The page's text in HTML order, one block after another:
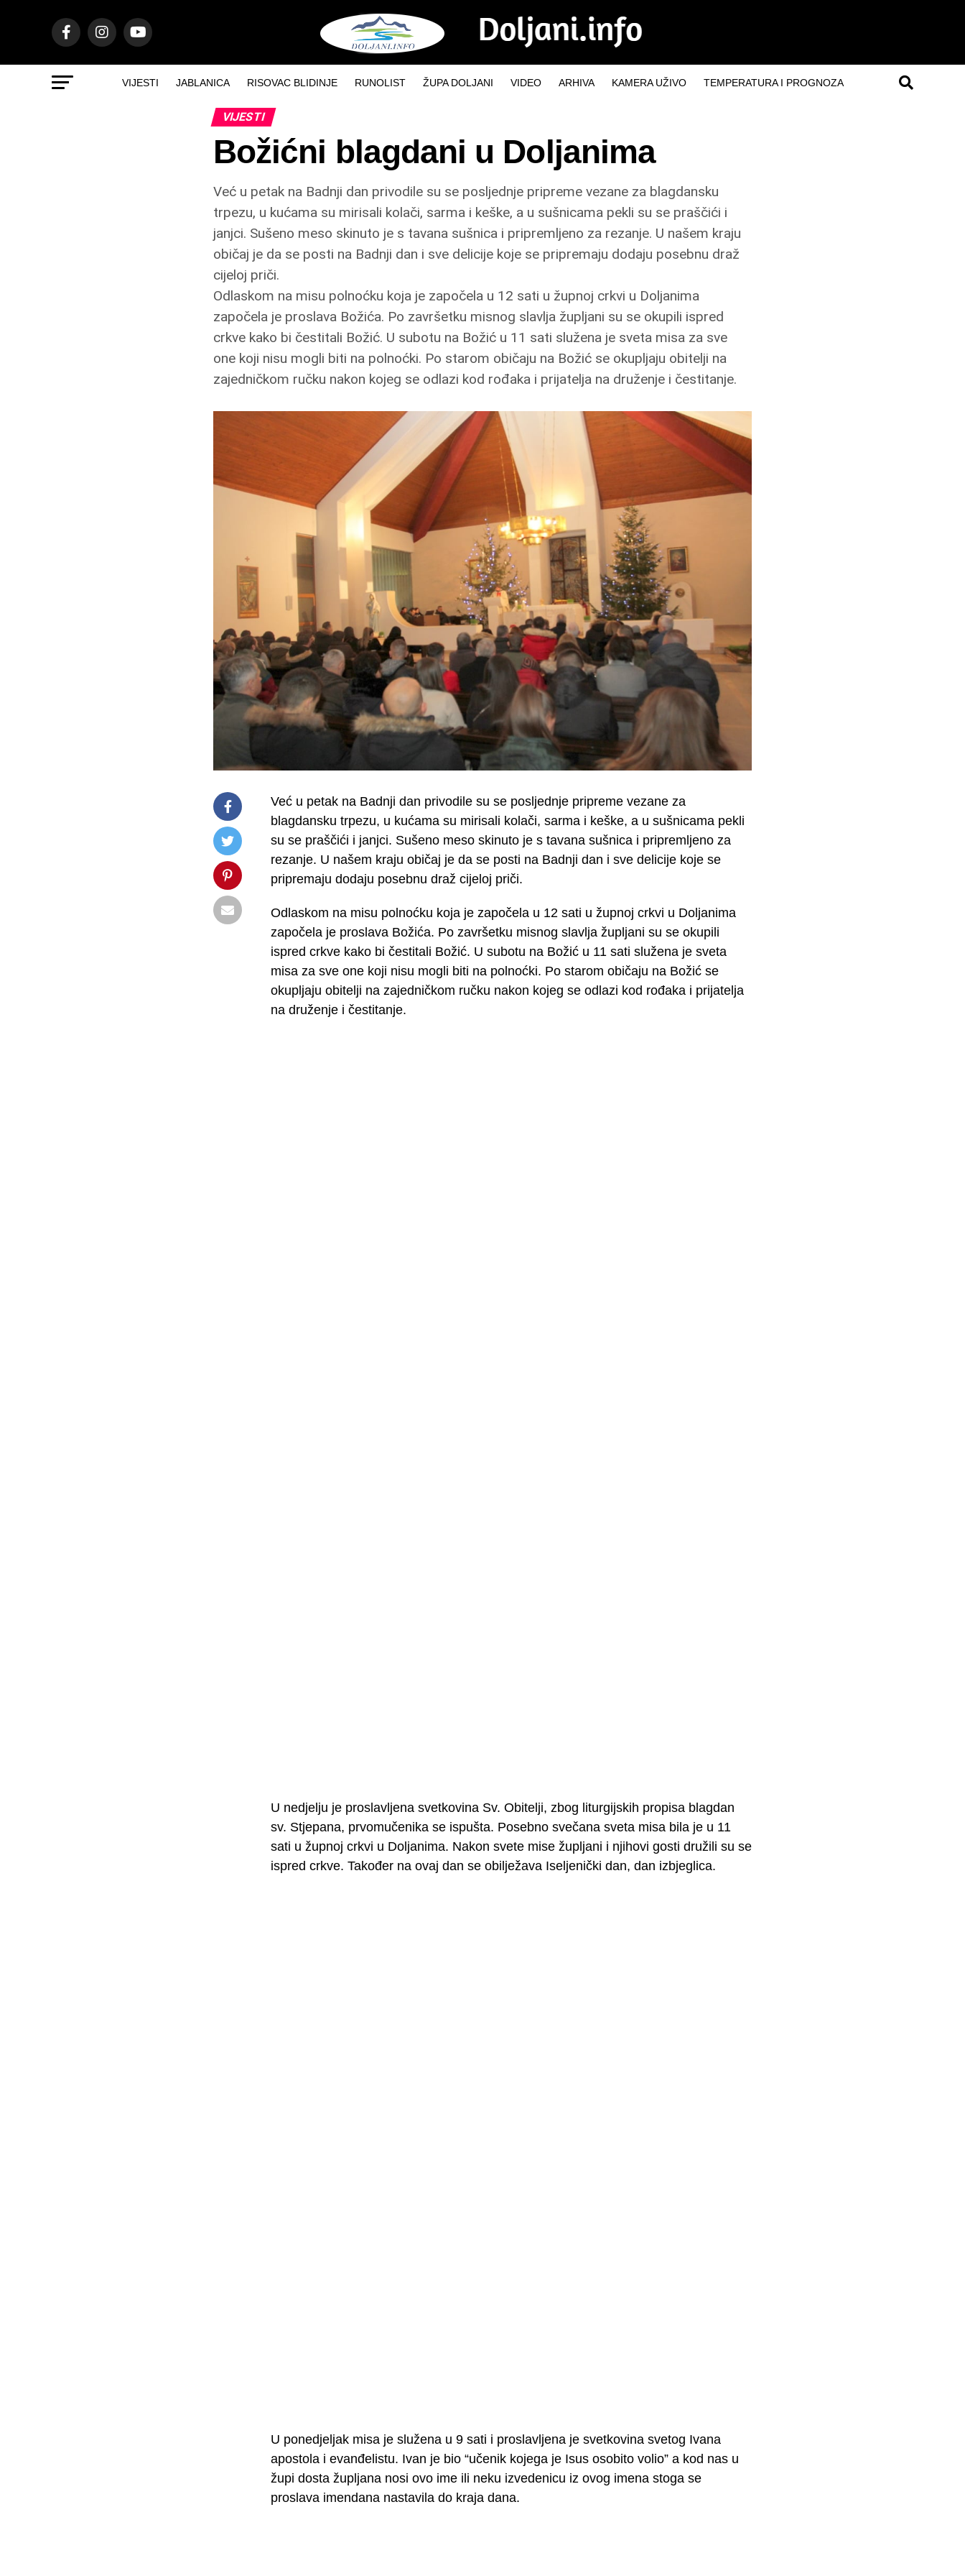
VIJESTI JABLANICA RISOVAC BLIDINJE RUNOLIST ŽUPA DOLJANI VIDEO ARHIVA KAMERA UŽIVO TEMPERATURA I PROGNOZA
VIJESTI
Božićni blagdani u Doljanima
Već u petak na Badnji dan privodile su se posljednje pripreme vezane za blagdansku
trpezu, u kućama su mirisali kolači, sarma i keške, a u sušnicama pekli su se praščići i
janjci. Sušeno meso skinuto je s tavana sušnica i pripremljeno za rezanje. U našem kraju
običaj je da se posti na Badnji dan i sve delicije koje se pripremaju dodaju posebnu draž
cijeloj priči.
Odlaskom na misu polnoćku koja je započela u 12 sati u župnoj crkvi u Doljanima
započela je proslava Božića. Po završetku misnog slavlja župljani su se okupili ispred
crkve kako bi čestitali Božić. U subotu na Božić u 11 sati služena je sveta misa za sve
one koji nisu mogli biti na polnoćki. Po starom običaju na Božić se okupljaju obitelji na
zajedničkom ručku nakon kojeg se odlazi kod rođaka i prijatelja na druženje i čestitanje.
Već u petak na Badnji dan privodile su se posljednje pripreme vezane za
blagdansku trpezu, u kućama su mirisali kolači, sarma i keške, a u sušnicama pekli
su se praščići i janjci. Sušeno meso skinuto je s tavana sušnica i pripremljeno za
rezanje. U našem kraju običaj je da se posti na Badnji dan i sve delicije koje se
pripremaju dodaju posebnu draž cijeloj priči.
Odlaskom na misu polnoćku koja je započela u 12 sati u župnoj crkvi u Doljanima
započela je proslava Božića. Po završetku misnog slavlja župljani su se okupili
ispred crkve kako bi čestitali Božić. U subotu na Božić u 11 sati služena je sveta
misa za sve one koji nisu mogli biti na polnoćki. Po starom običaju na Božić se
okupljaju obitelji na zajedničkom ručku nakon kojeg se odlazi kod rođaka i prijatelja
na druženje i čestitanje.
U nedjelju je proslavljena svetkovina Sv. Obitelji, zbog liturgijskih propisa blagdan
sv. Stjepana, prvomučenika se ispušta. Posebno svečana sveta misa bila je u 11
sati u župnoj crkvi u Doljanima. Nakon svete mise župljani i njihovi gosti družili su se
ispred crkve. Također na ovaj dan se obilježava Iseljenički dan, dan izbjeglica.
U ponedjeljak misa je služena u 9 sati i proslavljena je svetkovina svetog Ivana
apostola i evanđelistu. Ivan je bio “učenik kojega je Isus osobito volio” a kod nas u
župi dosta župljana nosi ovo ime ili neku izvedenicu iz ovog imena stoga se
proslava imendana nastavila do kraja dana.